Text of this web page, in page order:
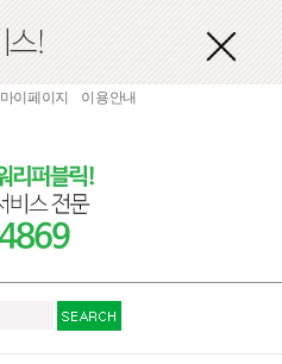
마이페이지 이용안내